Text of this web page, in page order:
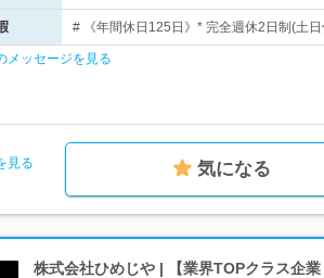
# 《年間休日125日》* 完全週休2日制(土
メッセージを見る
見る 気になる
株式会社ひめじや | 【業界TOPクラス企